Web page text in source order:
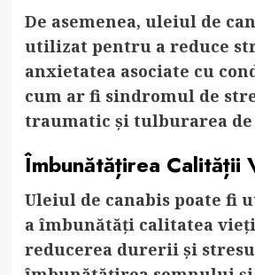
De asemenea, uleiul de
utilizat pentru a reduce
anxietatea asociate cu
cum ar fi sindromul de
traumatic și tulburarea de
Îmbunătățirea Calității
Uleiul de canabis poate fi
a îmbunătăți calitatea
reducerea durerii și